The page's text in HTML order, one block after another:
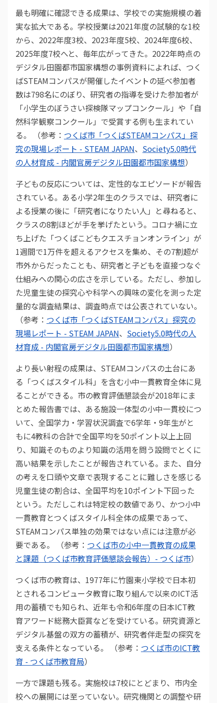
最も明確に確認できる成果は、学校での実施規模の着
実な拡大である。学校授業は2021年度の試験的な1校
から、2022年度3校、2023年度5校、2024年度6校、
2025年度7校へと、毎年広がってきた。2022年時点の
デジタル田園都市国家構想の事例資料によれば、つく
ばSTEAMコンパスが開催したイベントの延べ参加者
数は798名にのぼり、研究者の指導を受けた参加者が
「小学生のぼうさい探検隊マップコンクール」や「自
然科学観察コンクール」で受賞する例も生まれてい
る。 （参考： つくば市「つくばSTEAMコンパス」探
究の現場レポート - STEAM JAPAN、 Society5.0時代
の人材育成 - 内閣官房デジタル田園都市国家構想）
子どもの反応については、定性的なエピソードが報告
されている。ある小学2年生のクラスでは、研究者に
よる授業の後に「研究者になりたい人」と尋ねると、
クラスの8割ほどが手を挙げたという。コロナ禍に立
ち上げた「つくばこどもクエスチョンオンライン」が
1週間で1万件を超えるアクセスを集め、その7割超が
市外からだったことも、研究者と子どもを直接つなぐ
仕組みへの関心の広さを示している。ただし、参加し
た児童生徒の探究心や科学への興味の変化を測った定
量的な調査結果は、調査時点では公表されていない。
（参考： つくば市「つくばSTEAMコンパス」探究の
現場レポート - STEAM JAPAN、 Society5.0時代の人
材育成 - 内閣官房デジタル田園都市国家構想）
より長い射程の成果は、STEAMコンパスの土台にあ
る「つくばスタイル科」を含む小中一貫教育全体に見
ることができる。市の教育評価懇談会が2018年にま
とめた報告書では、ある施設一体型の小中一貫校につ
いて、全国学力・学習状況調査で6学年・9年生がと
もに4教科の合計で全国平均を50ポイント以上上回
り、知識そのものより知識の活用を問う設問でとくに
高い結果を示したことが報告されている。また、自分
の考えを口頭や文章で表現することに難しさを感じる
児童生徒の割合は、全国平均を10ポイント下回った
という。ただしこれは特定校の数値であり、かつ小中
一貫教育とつくばスタイル科全体の成果であって、
STEAMコンパス単独の効果ではない点には注意が必
要である。 （参考： つくば市の小中一貫教育の成果
と課題（つくば市教育評価懇談会報告）- つくば市）
つくば市の教育は、1977年に竹園東小学校で日本初
とされるコンピュータ教育に取り組んで以来のICT活
用の蓄積でも知られ、近年も令和6年度の日本ICT教
育アワード総務大臣賞などを受けている。研究資源と
デジタル基盤の双方の蓄積が、研究者伴走型の探究を
支える条件となっている。 （参考： つくば市のICT教
育 - つくば市教育局）
一方で課題も残る。実施校は7校にとどまり、市内全
校への展開には至っていない。研究機関との調整や研